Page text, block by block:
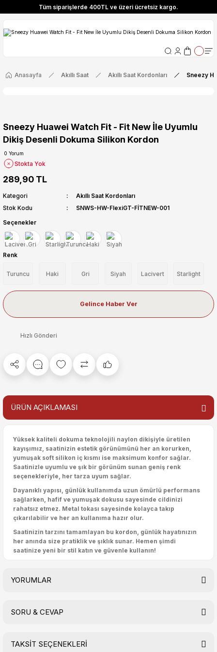
Tüm siparişlerde 400TL ve üzeri ücretsiz kargo.
Özel! YENI10 koduyla 400 TL ve üzeri alışverişlerinizde %10 indirim
Tüm siparişlerde 400TL ve üzeri ücretsiz kargo.
Özel! YENI10 koduyla 400 TL ve üzeri alışverişlerinizde %10 indirim
Anasayfa Akıllı Saat Akıllı Saat Kordonları Sneezy
Sneezy Huawei Watch Fit - Fit New İle Uyumlu
Dikiş Desenli Dokuma Silikon Kordon
0 Yorum
Stokta Yok
289,90 TL
Kategori
Akıllı Saat Kordonları
Stok Kodu
SNWS-HW-FlexiGT-FİTNEW-001
Seçenekler
Renk
Turuncu Haki Gri Siyah Lacivert Starlight
Gelince Haber Ver
Hızlı Gönderi
ÜRÜN AÇIKLAMASI
Yüksek kaliteli dokuma teknolojili naylon dikişiyle üretilen
kayışımız, saatinizin estetik görünümünü her an korurken,
yumuşak soft silikon iç kısmı ise maksimum konfor sağlar.
Saatinizle uyumlu ve şık bir görünüm sunan geniş renk
seçenekleriyle, her tarza uyum sağlar.
Dayanıklı yapısı, günlük kullanımda uzun ömürlü performans
sağlarken, hafif ve yumuşak dokusu sayesinde cildinizi
rahatsız etmez. Metal tokası sayesinde kolayca takıp
çıkarılabilir ve her an kullanıma hazır olur.
Saatinizin tarzını tamamlayan bu kordon, günlük hayatınızın
her anında size pratiklik ve şıklık sunar. Hemen şimdi
saatinize yeni bir stil katın ve güvenle kullanın!
YORUMLAR
SORU & CEVAP
TAKSİT SEÇENEKLERİ